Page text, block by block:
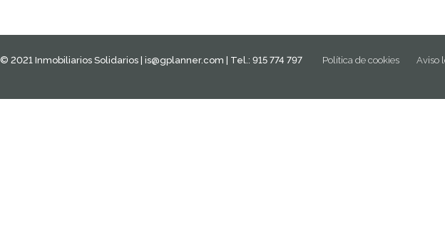
© 2021 Inmobiliarios Solidarios | is@gplanner.com | Tel.: 915 774 797 Política de cookies Aviso